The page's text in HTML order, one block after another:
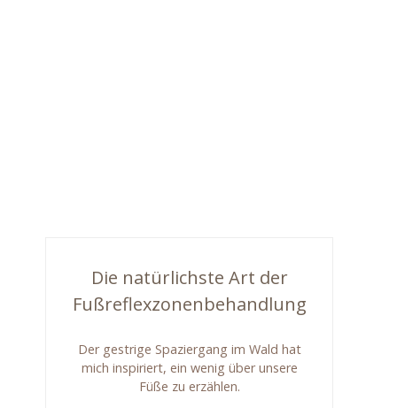
Die natürlichste Art der
Fußreflexzonenbehandlung
Der gestrige Spaziergang im Wald hat
mich inspiriert, ein wenig über unsere
Füße zu erzählen.